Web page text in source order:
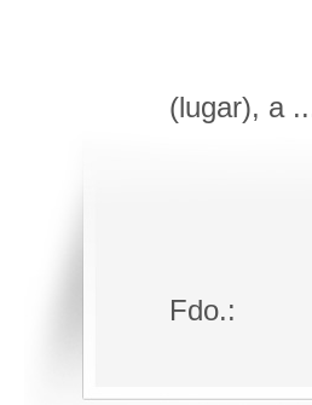
(lugar), a
Fdo.: